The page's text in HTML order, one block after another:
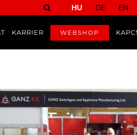
HU DE EN
KARRIER WEBSHOP